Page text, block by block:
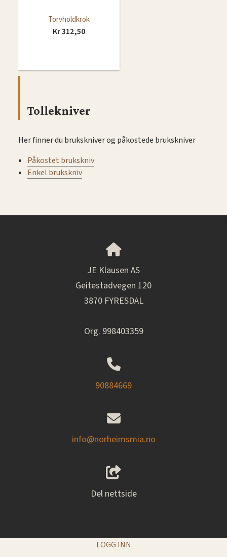
Torvholdkrok
Kr 312,50
Tollekniver
Her finner du brukskniver og påkostede brukskniver
Påkostet brukskniv
Enkel brukskniv
JE Klausen AS
Geitestadvegen 120
3870 FYRESDAL
Org. 998403359
90884669
info@norheimsmia.no
Del nettside
LOGG INN